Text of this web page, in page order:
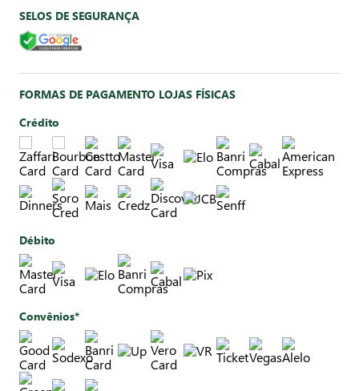
SELOS DE SEGURANÇA
FORMAS DE PAGAMENTO LOJAS FÍSICAS
Crédito
Débito
Convênios*